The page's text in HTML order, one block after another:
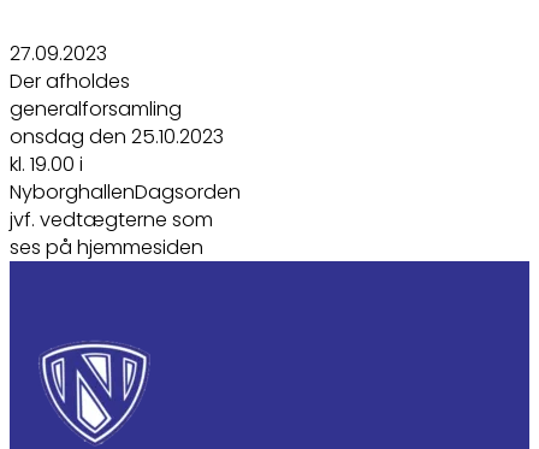
27.09.2023
Der afholdes
generalforsamling
onsdag den 25.10.2023
kl. 19.00 i
NyborghallenDagsorden
jvf. vedtægterne som
ses på hjemmesiden